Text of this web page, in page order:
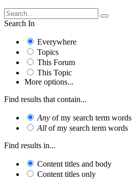
Search In
Everywhere
Topics
This Forum
This Topic
More options...
Find results that contain...
Any of my search term words
All of my search term words
Find results in...
Content titles and body
Content titles only